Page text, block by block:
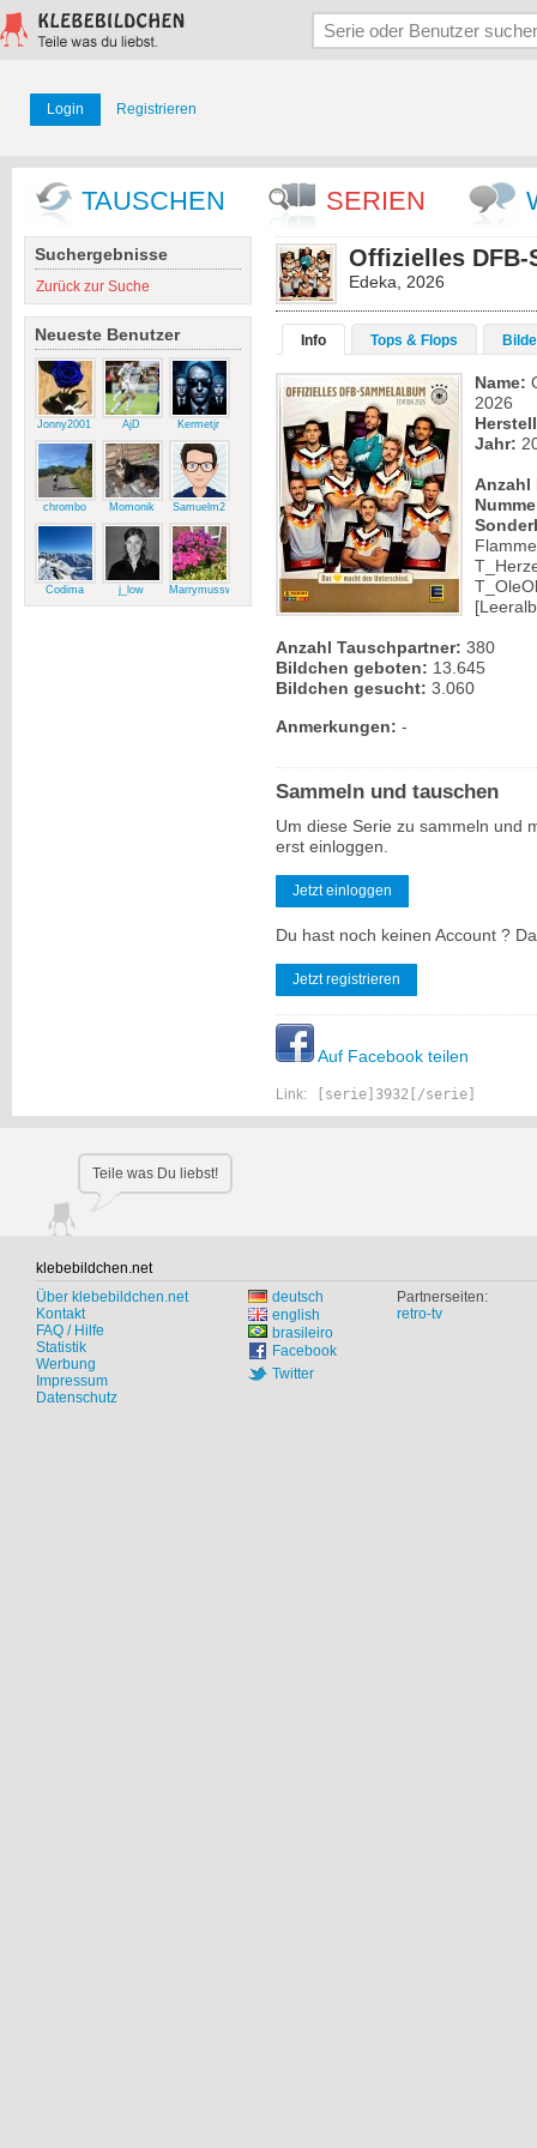
Login Registrieren
TAUSCHEN SERIEN
Suchergebnisse
Zurück zur Suche
Neueste Benutzer
Jonny2001 AjD Kermetjr
chrombo Momonik Samuelm2
Codima j_low Marrymussweg
Offizielles DFB-
Edeka, 2026
Info Tops & Flops
Name:
2026
Jahr:
Anzahl
Anzahl Tauschpartner: 380
Bildchen geboten: 13.645
Bildchen gesucht: 3.060
Anmerkungen: -
Sammeln und tauschen
Um diese Serie zu sammeln und
erst einloggen.
Jetzt einloggen
Du hast noch keinen Account ?
Jetzt registrieren
Auf Facebook teilen
Link: [serie]3932[/serie]
Teile was Du liebst!
klebebildchen.net
Über klebebildchen.net
Kontakt
FAQ / Hilfe
Statistik
Werbung
Impressum
Datenschutz
deutsch
english
brasileiro
Facebook
Twitter
Partnerseiten:
retro-tv